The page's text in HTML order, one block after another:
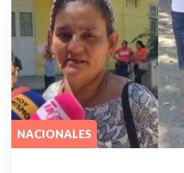
NACIONALES